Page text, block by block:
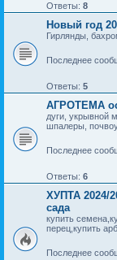
Ответы: 8
Новый год
Гирлянды,
Последнее
Ответы: 5
АГРОТЕМА
дуги, укрывной
шпалеры,
Последнее
Ответы: 6
ХУПТА 2024/
сада
купить
перец,купить
Последнее